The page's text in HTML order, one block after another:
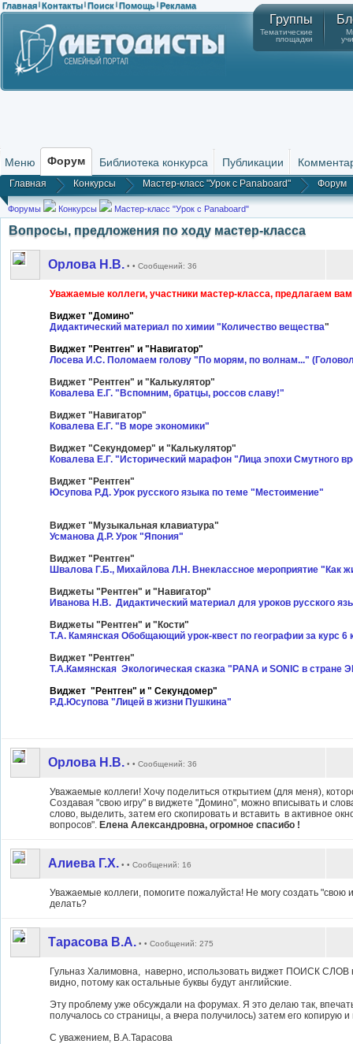
Главная | Контакты | Поиск | Помощь | Реклама
Группы
Тематические
площадки
Меню Форум Библиотека конкурса Публикации
Главная Конкурсы Мастер-класс "Урок с Panaboard" Форум
Форумы Конкурсы Мастер-класс "Урок с Panaboard"
Вопросы, предложения по ходу мастер-класса
Орлова Н.В. • • Сообщений: 36
Уважаемые коллеги, участники мастер-класса, предлагаем
Виджет "Домино"
Дидактический материал по химии "Количество вещества"
Виджет "Рентген" и "Навигатор"
Лосева И.С. Поломаем голову "По морям, по волнам..."
Виджет "Рентген" и "Калькулятор"
Ковалева Е.Г. "Вспомним, братцы, россов славу!"
Виджет "Навигатор"
Ковалева Е.Г. "В море экономики"
Виджет "Секундомер" и "Калькулятор"
Ковалева Е.Г. "Исторический марафон "Лица эпохи Смутного
Виджет "Рентген"
Юсупова Р.Д. Урок русского языка по теме "Местоимение"
Виджет "Музыкальная клавиатура"
Усманова Д.Р. Урок "Япония"
Виджет "Рентген"
Швалова Г.Б., Михайлова Л.Н. Внеклассное мероприятие "Как
Виджеты "Рентген" и "Навигатор"
Иванова Н.В. Дидактический материал для уроков русского
Виджеты "Рентген" и "Кости"
Т.А. Камянская Обобщающий урок-квест по географии за курс
Виджет "Рентген"
Т.А.Камянская Экологическая сказка "PANA и SONIC в стране
Виджет "Рентген" и " Секундомер"
Р.Д.Юсупова "Лицей в жизни Пушкина"
Орлова Н.В. • • Сообщений: 36
Уважаемые коллеги! Хочу поделиться открытием (для меня),
Создавая "свою игру" в виджете "Домино", можно вписывать и
слово, выделить, затем его скопировать и вставить в активное
вопросов". Елена Александровна, огромное спасибо !
Алиева Г.Х. • • Сообщений: 16
Уважаемые коллеги, помогите пожалуйста! Не могу создать "свою
делать?
Тарасова В.А. • • Сообщений: 275
Гульназ Халимовна, наверно, использовать виджет ПОИСК СЛОВ
видно, потому как остальные буквы будут английские.
Эту проблему уже обсуждали на форумах. Я это делаю так,
получалось со страницы, а вчера получилось) затем его копирую
С уважением, В.А.Тарасова